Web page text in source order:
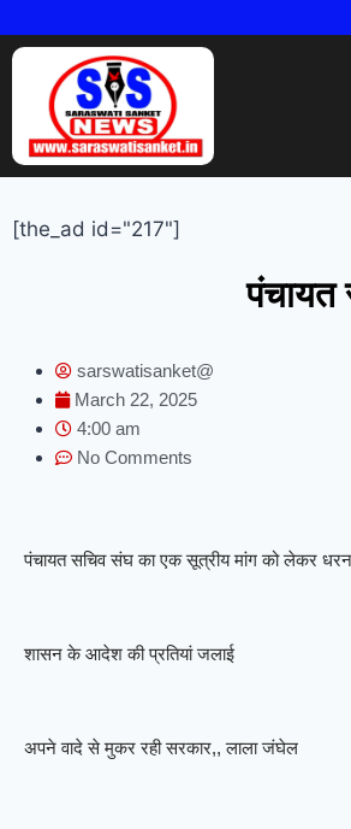
[the_ad id="217"]
पंचायत
sarswatisanket@
March 22, 2025
4:00 am
No Comments
पंचायत सचिव संघ का एक सूत्रीय मांग को लेकर
शासन के आदेश की प्रतियां जलाई
अपने वादे से मुकर रही सरकार,, लाला जंघेल